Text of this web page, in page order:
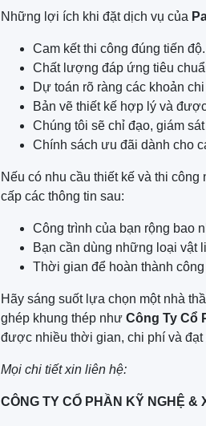
Những lợi ích khi đặt dịch vụ của
Cam kết thi công đúng tiến độ.
Chất lượng đáp ứng tiêu
Dự toán rõ ràng các khoản
Bản vẽ thiết kế hợp lý và
Chúng tôi sẽ chỉ đạo, giám
Chính sách ưu đãi dành cho
Nếu có nhu cầu thiết kế và thi
cấp các thông tin sau:
Công trình của bạn rộng bao
Bạn cần dùng những loại vật
Thời gian để hoàn thành
Hãy sáng suốt lựa chọn một nhà
ghép khung thép như Công Ty Cổ
được nhiều thời gian, chi phí và
Mọi chi tiết xin liên hệ:
CÔNG TY CỔ PHẦN KỸ NGHỆ &